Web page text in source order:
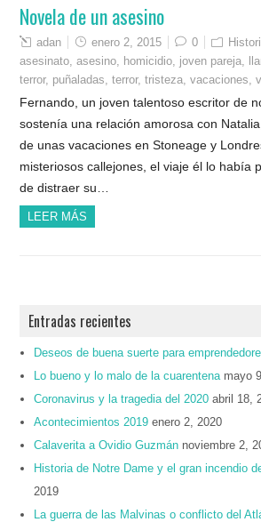
Novela de un asesino
adan enero 2, 2015 0
asesinato ,asesino homicidio joven pareja
terror, puñaladas ,terror,tristeza ,vacaciones ,
Fernando, un joven talentoso escritor de
sostenía una relación amorosa con
de unas vacaciones en Stoneage y
misteriosos callejones, el viaje él lo había
de distraer su…
LEER MÁS
Entradas recientes
Deseos de buena suerte para
Lo bueno y lo malo de la cuarentena mayo
Coronavirus y la tragedia del 2020 abril 18,
Acontecimientos 2019 enero 2, 2020
Calaverita a Ovidio Guzmán noviembre 2,
Historia de Notre Dame y el gran incendio
2019
La guerra de las Malvinas o conflicto del